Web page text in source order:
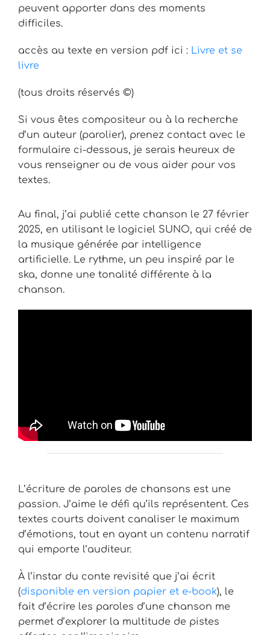
peuvent apporter dans des moments
difficiles.
accès au texte en version pdf ici : Livre et se
livre
(tous droits réservés ©)
Si vous êtes compositeur ou à la recherche
d’un auteur (parolier), prenez contact avec le
formulaire ci-dessous, je serais heureux de
vous renseigner ou de vous aider pour vos
textes.
Au final, j’ai publié cette chanson le 27 février
2025, en utilisant le logiciel SUNO, qui créé de
la musique générée par intelligence
artificielle. Le rythme, un peu inspiré par le
ska, donne une tonalité différente à la
chanson.
L’écriture de paroles de chansons est une
passion. J’aime le défi qu’ils représentent. Ces
textes courts doivent canaliser le maximum
d’émotions, tout en ayant un contenu narratif
qui emporte l’auditeur.
À l’instar du conte revisité que j’ai écrit
(disponible en version papier et e-book), le
fait d’écrire les paroles d’une chanson me
permet d’explorer la multitude de pistes